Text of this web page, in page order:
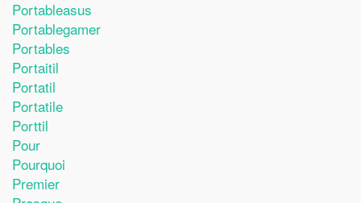
Portableasus
Portablegamer
Portables
Portaitil
Portatil
Portatile
Porttil
Pour
Pourquoi
Premier